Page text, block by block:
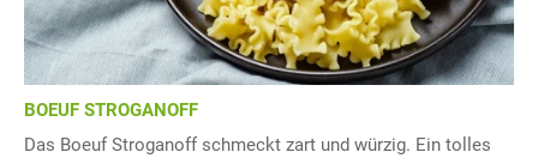
BOEUF STROGANOFF
Das Boeuf Stroganoff schmeckt zart und würzig. Ein tolles